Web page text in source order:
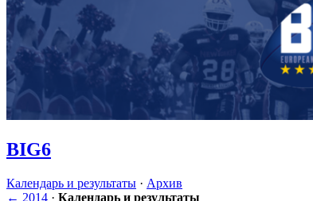
BIG6
Календарь и результаты · Архив
← 2014 · Календарь и результаты